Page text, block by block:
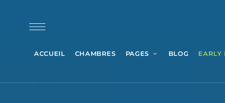
ACCUEIL CHAMBRES PAGES BLOG EARLY